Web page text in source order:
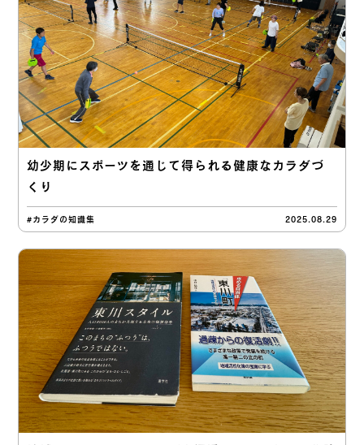
幼少期にスポーツを通じて得られる健康なカラダづ
くり
#カラダの知識集 2025.08.29